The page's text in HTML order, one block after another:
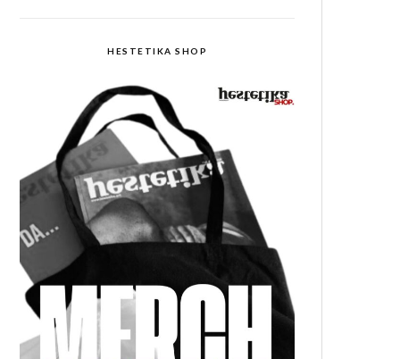
HESTETIKA SHOP